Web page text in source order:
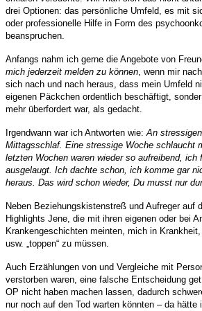
drei Optionen: das persönliche Umfeld, es mit
oder professionelle Hilfe in Form des
beanspruchen.
Anfangs nahm ich gerne die Angebote von
mich jederzeit melden zu können, wenn mir
sich nach und nach heraus, dass mein Umfeld
eigenen Päckchen ordentlich beschäftigt,
mehr überfordert war, als gedacht.
Irgendwann war ich Antworten wie:An
Mittagsschlaf. Eine stressige Woche schlaucht
letzten Wochen waren wieder so aufreibend, ich
ausgelaugt. Ich dachte schon, ich komme gar
heraus. Das wird schon wieder, Du musst nur
Neben Beziehungskistenstreß und Aufreger auf
Highlights Jene, die mit ihren eigenen oder bei
Krankengeschichten meinten, mich in
usw. „toppen“ zu müssen.
Auch Erzählungen von und Vergleiche mit
verstorben waren, eine falsche Entscheidung
OP nicht haben machen lassen, dadurch
nur noch auf den Tod warten könnten – da hätte